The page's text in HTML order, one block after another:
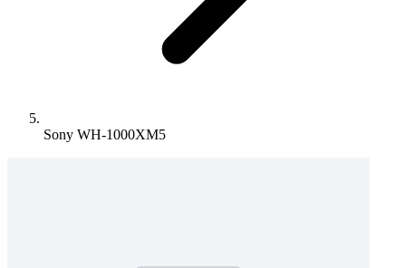
Sony WH-1000XM5